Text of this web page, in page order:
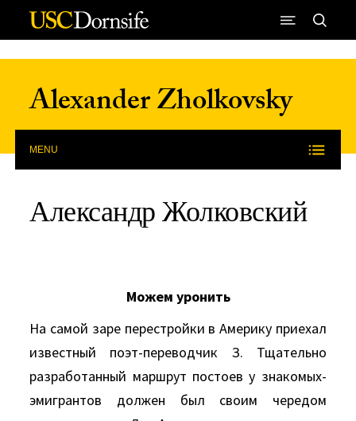
Skip to Content
Alexander Zholkovsky
MENU
Александр Жолковский
Можем уронить
На самой заре перестройки в Америку приехал
известный поэт-переводчик З. Тщательно
разработанный маршрут постоев у знакомых-
эмигрантов должен был своим чередом